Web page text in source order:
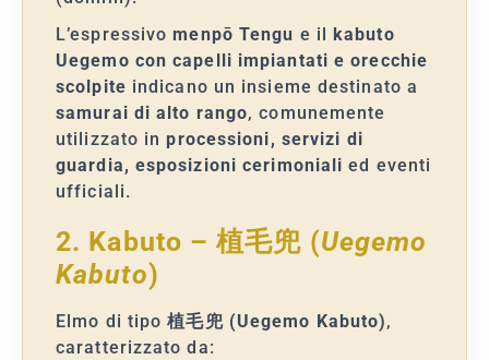
L’espressivomenpō Tengu e il
kabuto
Uegemo con capelli impiantati e orecchie
scolpite indicano un insieme destinato a
samurai di alto rango, comunemente
utilizzato inprocessioni, servizi di
guardia, esposizioni cerimoniali ed eventi
ufficiali.
2. Kabuto – 植毛兜 (Uegemo
Kabuto)
Elmo di tipo植毛兜 (Uegemo Kabuto),
caratterizzato da: